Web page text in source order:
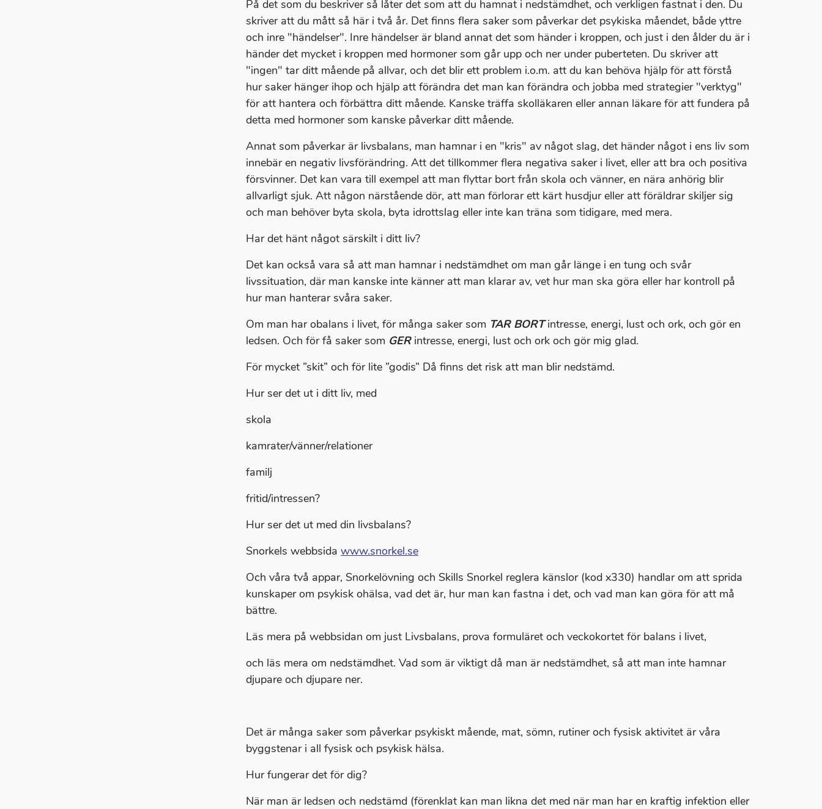
På det som du beskriver så låter det som att du hamnat i nedstämdhet, och verkligen fastnat i den. Du
skriver att du mått så här i två år. Det finns flera saker som påverkar det psykiska måendet, både yttre
och inre "händelser". Inre händelser är bland annat det som händer i kroppen, och just i den ålder du är i
händer det mycket i kroppen med hormoner som går upp och ner under puberteten. Du skriver att
"ingen" tar ditt mående på allvar, och det blir ett problem i.o.m. att du kan behöva hjälp för att förstå
hur saker hänger ihop och hjälp att förändra det man kan förändra och jobba med strategier "verktyg"
för att hantera och förbättra ditt mående. Kanske träffa skolläkaren eller annan läkare för att fundera på
detta med hormoner som kanske påverkar ditt mående.
Annat som påverkar är livsbalans, man hamnar i en "kris" av något slag, det händer något i ens liv som
innebär en negativ livsförändring. Att det tillkommer flera negativa saker i livet, eller att bra och positiva
försvinner. Det kan vara till exempel att man flyttar bort från skola och vänner, en nära anhörig blir
allvarligt sjuk. Att någon närstående dör, att man förlorar ett kärt husdjur eller att föräldrar skiljer sig
och man behöver byta skola, byta idrottslag eller inte kan träna som tidigare, med mera.
Har det hänt något särskilt i ditt liv?
Det kan också vara så att man hamnar i nedstämdhet om man går länge i en tung och svår
livssituation, där man kanske inte känner att man klarar av, vet hur man ska göra eller har kontroll på
hur man hanterar svåra saker.
Om man har obalans i livet, för många saker som TAR BORTintresse, energi, lust och ork, och gör en
ledsen. Och för få saker som GERintresse, energi, lust och ork och gör mig glad.
För mycket ”skit” och för lite ”godis” Då finns det risk att man blir nedstämd.
Hur ser det ut i ditt liv, med
skola
kamrater/vänner/relationer
familj
fritid/intressen?
Hur ser det ut med din livsbalans?
Snorkels webbsida www.snorkel.se
Och våra två appar, Snorkelövning och Skills Snorkel reglera känslor (kod x330) handlar om att sprida
kunskaper om psykisk ohälsa, vad det är, hur man kan fastna i det, och vad man kan göra för att må
bättre.
Läs mera på webbsidan om just Livsbalans, prova formuläret och veckokortet för balans i livet,
och läs mera om nedstämdhet. Vad som är viktigt då man är nedstämdhet, så att man inte hamnar
djupare och djupare ner.
Det är många saker som påverkar psykiskt mående, mat, sömn, rutiner och fysisk aktivitet är våra
byggstenar i all fysisk och psykisk hälsa.
Hur fungerar det för dig?
När man är ledsen och nedstämd (förenklat kan man likna det med när man har en kraftig infektion eller